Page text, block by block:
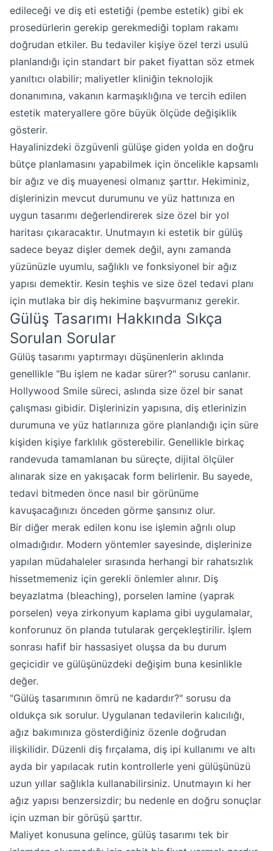
edileceği ve diş eti estetiği (pembe estetik) gibi ek
prosedürlerin gerekip gerekmediği toplam rakamı
doğrudan etkiler. Bu tedaviler kişiye özel terzi usulü
planlandığı için standart bir paket fiyattan söz etmek
yanıltıcı olabilir; maliyetler kliniğin teknolojik
donanımına, vakanın karmaşıklığına ve tercih edilen
estetik materyallere göre büyük ölçüde değişiklik
gösterir.
Hayalinizdeki özgüvenli gülüşe giden yolda en doğru
bütçe planlamasını yapabilmek için öncelikle kapsamlı
bir ağız ve diş muayenesi olmanız şarttır. Hekiminiz,
dişlerinizin mevcut durumunu ve yüz hattınıza en
uygun tasarımı değerlendirerek size özel bir yol
haritası çıkaracaktır. Unutmayın ki estetik bir gülüş
sadece beyaz dişler demek değil, aynı zamanda
yüzünüzle uyumlu, sağlıklı ve fonksiyonel bir ağız
yapısı demektir. Kesin teşhis ve size özel tedavi planı
için mutlaka bir diş hekimine başvurmanız gerekir.
Gülüş Tasarımı Hakkında Sıkça
Sorulan Sorular
Gülüş tasarımı yaptırmayı düşünenlerin aklında
genellikle "Bu işlem ne kadar sürer?" sorusu canlanır.
Hollywood Smile süreci, aslında size özel bir sanat
çalışması gibidir. Dişlerinizin yapısına, diş etlerinizin
durumuna ve yüz hatlarınıza göre planlandığı için süre
kişiden kişiye farklılık gösterebilir. Genellikle birkaç
randevuda tamamlanan bu süreçte, dijital ölçüler
alınarak size en yakışacak form belirlenir. Bu sayede,
tedavi bitmeden önce nasıl bir görünüme
kavuşacağınızı önceden görme şansınız olur.
Bir diğer merak edilen konu ise işlemin ağrılı olup
olmadığıdır. Modern yöntemler sayesinde, dişlerinize
yapılan müdahaleler sırasında herhangi bir rahatsızlık
hissetmemeniz için gerekli önlemler alınır. Diş
beyazlatma (bleaching), porselen lamine (yaprak
porselen) veya zirkonyum kaplama gibi uygulamalar,
konforunuz ön planda tutularak gerçekleştirilir. İşlem
sonrası hafif bir hassasiyet oluşsa da bu durum
geçicidir ve gülüşünüzdeki değişim buna kesinlikle
değer.
"Gülüş tasarımının ömrü ne kadardır?" sorusu da
oldukça sık sorulur. Uygulanan tedavilerin kalıcılığı,
ağız bakımınıza gösterdiğiniz özenle doğrudan
ilişkilidir. Düzenli diş fırçalama, diş ipi kullanımı ve altı
ayda bir yapılacak rutin kontrollerle yeni gülüşünüzü
uzun yıllar sağlıkla kullanabilirsiniz. Unutmayın ki her
ağız yapısı benzersizdir; bu nedenle en doğru sonuçlar
için uzman bir görüşü şarttır.
Maliyet konusuna gelince, gülüş tasarımı tek bir